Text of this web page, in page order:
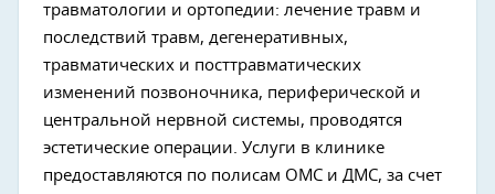
травматологии и ортопедии: лечение травм и
последствий травм, дегенеративных,
травматических и посттравматических
изменений позвоночника, периферической и
центральной нервной системы, проводятся
эстетические операции. Услуги в клинике
предоставляются по полисам ОМС и ДМС, за счет